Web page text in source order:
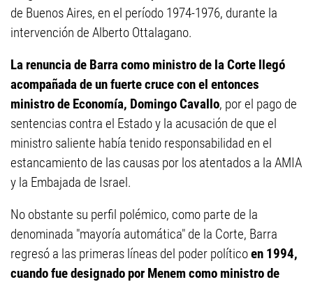
de Buenos Aires, en el período 1974-1976, durante la
intervención de Alberto Ottalagano.
La renuncia de Barra como ministro de la Corte llegó
acompañada de un fuerte cruce con el entonces
ministro de Economía, Domingo Cavallo, por el pago de
sentencias contra el Estado y la acusación de que el
ministro saliente había tenido responsabilidad en el
estancamiento de las causas por los atentados a la AMIA
y la Embajada de Israel.
No obstante su perfil polémico, como parte de la
denominada "mayoría automática" de la Corte, Barra
regresó a las primeras líneas del poder políticoen 1994,
cuando fue designado por Menem como ministro de